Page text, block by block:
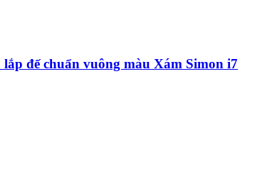
đế chuẩn vuông màu Xám Simon i7